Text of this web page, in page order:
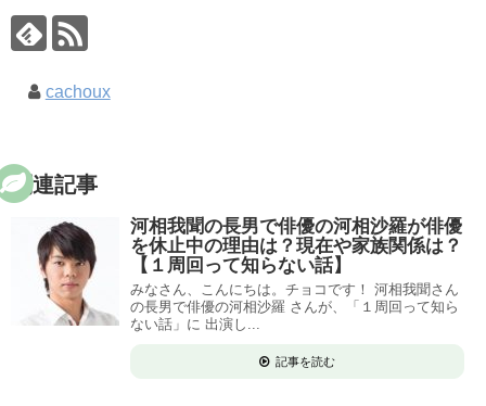
cachoux
関連記事
河相我聞の長男で俳優の河相沙羅が俳優
を休止中の理由は？現在や家族関係は？
【１周回って知らない話】
みなさん、こんにちは。チョコです！ 河相我聞さん
の長男で俳優の河相沙羅 さんが、「１周回って知ら
ない話」に 出演し...
記事を読む